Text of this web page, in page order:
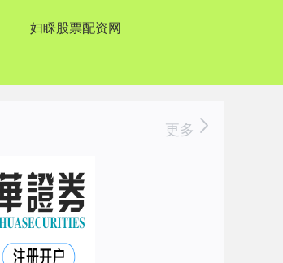
妇睬股票配资网
更多